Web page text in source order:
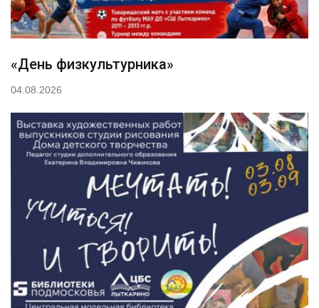
«День физкультурника»
04.08.2026